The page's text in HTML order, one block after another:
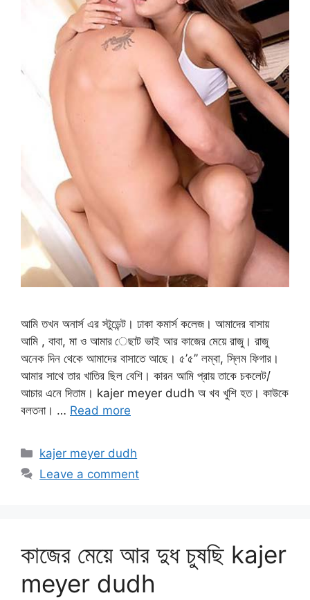
আমি তখন অনার্স এর স্টুডেন্ট। ঢাকা কমার্স কলেজ। আমাদের বাসায়
আমি , বাবা, মা ও আমার েছাট ভাই আর কাজের মেয়ে রাজু। রাজু
অনেক দিন থেকে আমাদের বাসাতে আছে। ৫’৫’’ লম্বা, স্লিম ফিগার।
আমার সাথে তার খাতির ছিল বেশি। কারন আমি প্রায় তাকে চকলেট/
আচার এনে দিতাম। kajer meyer dudh অ খব খুশি হত। কাউকে
বলতনা। … Read more
Categories
kajer meyer dudh
Leave a comment
কাজের মেয়ে আর দুধ চুষছি kajer
meyer dudh